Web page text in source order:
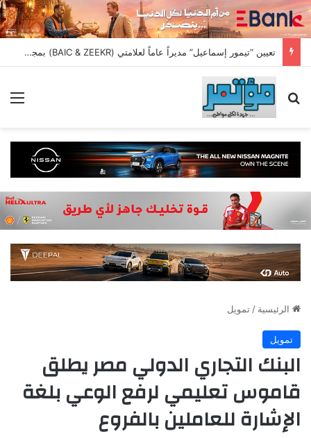
تعيين “تيمور إسماعيل” مديراً عاماً لعلامتي (BAIC & ZEEKR) بمجموعة EIM للسيارات
بحث عن
الرئيسية / تمويل
تمويل
البنك التجاري الدولي مصر يطلق
قاموس تعليمي لرفع الوعي بلغة
الإشارة للعاملين بالفروع